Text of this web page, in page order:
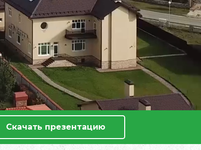
Скачать презентацию